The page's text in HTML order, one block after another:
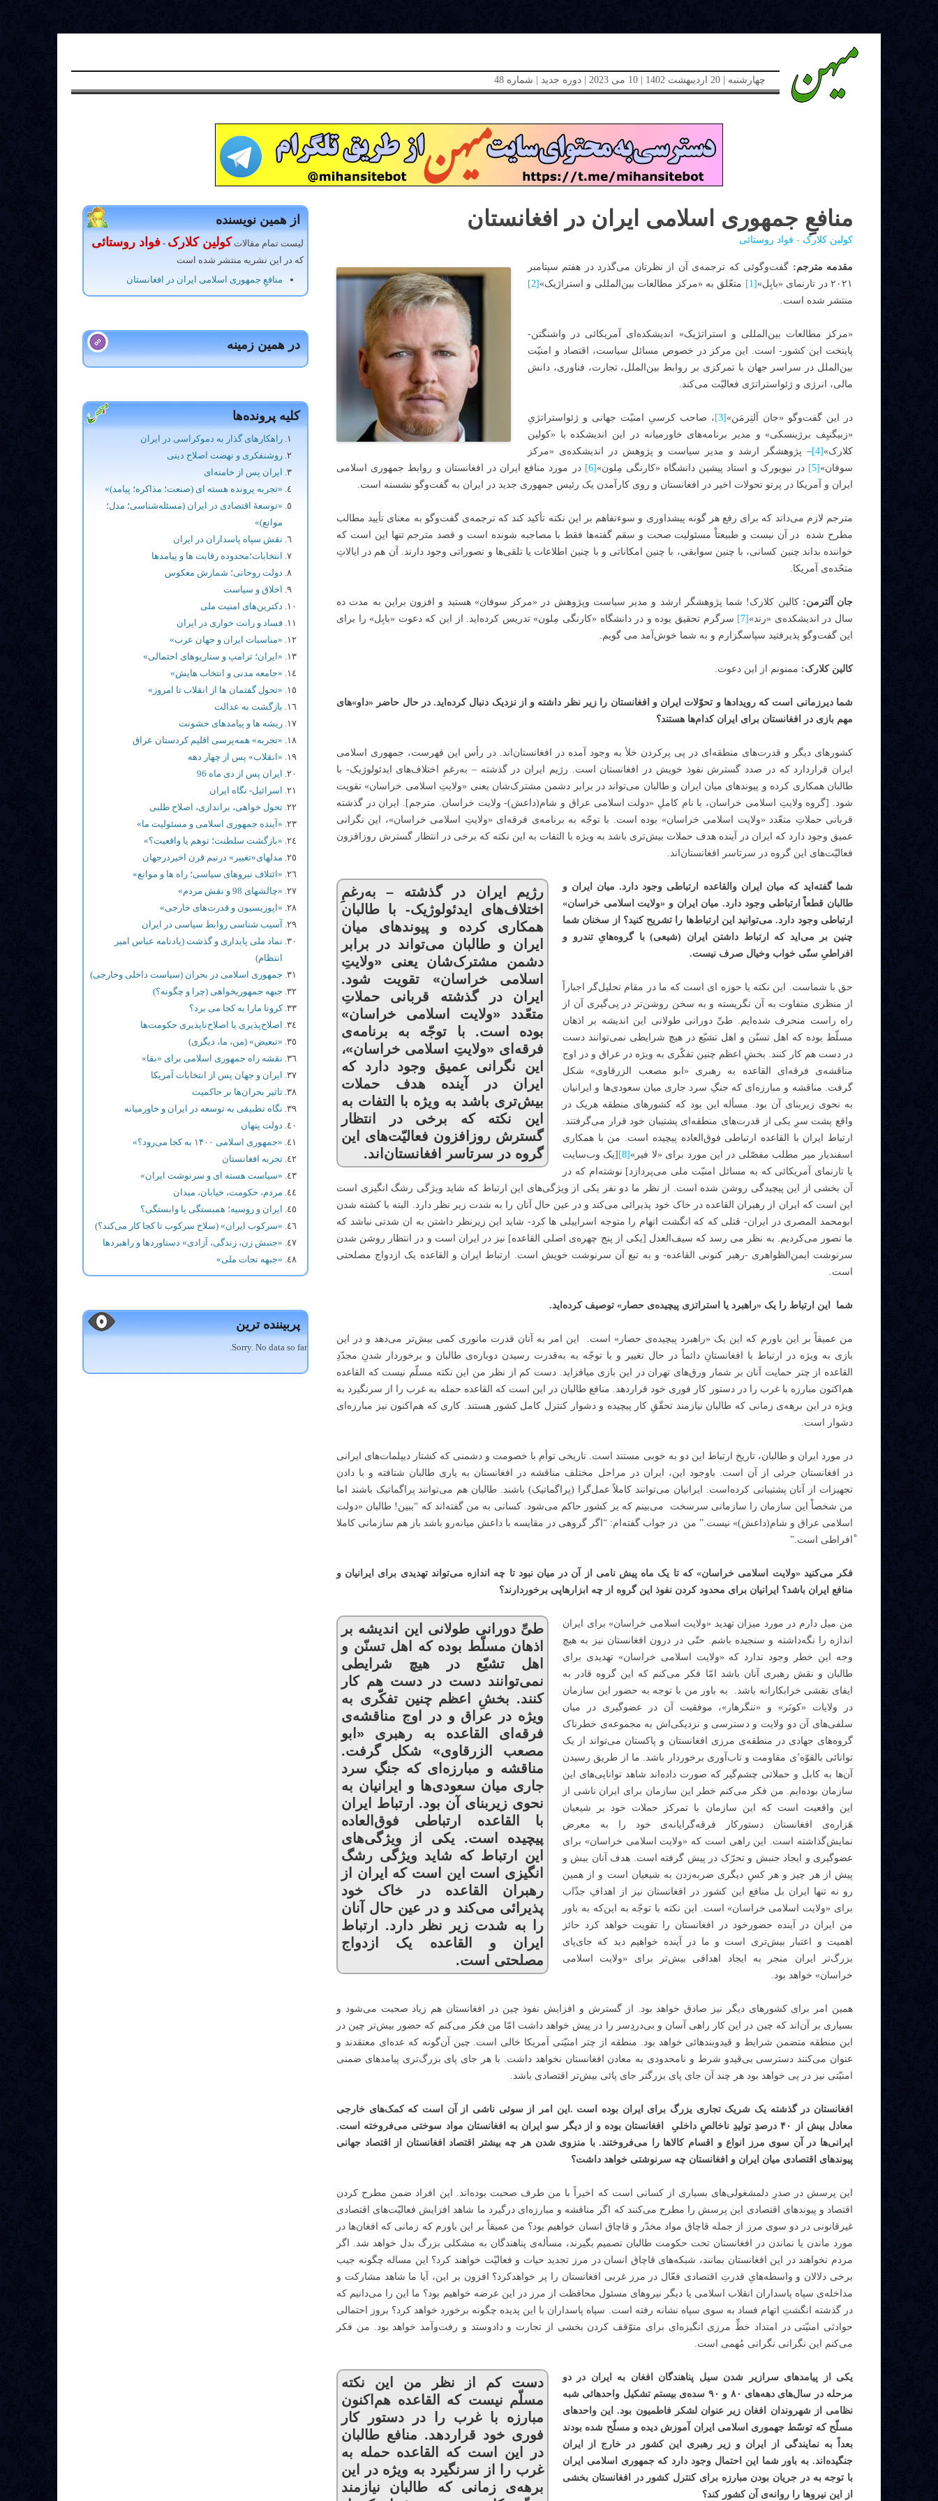
چهارشنبه | 20 اردیبهشت 1402 | 10 می 2023 | دوره جدید | شماره 48
منافعِ جمهوری اسلامی ایران در افغانستان
کولین کلارک - فواد روستائی
مقدمه مترجم: گفت‌و‌گوئی که ترجمه‌ی آن از نظرتان می‌گذرد در هفتم سپتامبر
٢٠٢١ در تارنمای «بابِل»
[1] متعّلق به «مرکز مطالعات بین‌المللی و استراژیک»[2]
منتشر شده است.
«مرکز مطالعات بین‌المللی و استراتژیک» اندیشکده‌ای آمریکائی در واشنگتن-
پایتخت این کشور- است. این مرکز در خصوص مسائل سیاست، اقتصاد و امنیّت
بین‌الملل در سراسر جهان با تمرکزی بر روابط بین‌الملل، تجارت، فناوری، دانش
مالی، انرژی و ژئواستراتژی فعالیّت می‌کند.
در این گفت‌و‌گو «جان آلتِرمَن»[3] ، صاحب کرسیِ امنیّت جهانی و ژئواستراتژیِ
«زبیگنیِف برژینسکی» و مدیر برنامه‌های خاورمیانه در این اندیشکده با «کولین
کلارک»[4]
– پژوهشگر ارشد و مدیر سیاست و پژوهش در اندیشکده‌ی «مرکز
سوفان»[5] در نیویورک و استاد پیشین دانشگاه «کارنگی مِلون»[6]
در مورد منافع ایران در افغانستان و روابط جمهوری اسلامی
ایران و آمریکا در پرتو تحولات اخیر در افغانستان و روی کارآمدن یک رئیس جمهوری جدید در ایران به گفت‌و‌گو نشسته است.
مترجم لازم می‌داند که برای رفع هر گونه پیشداوری و سوءتفاهم بر این نکته تأکید کند که ترجمه‌ی گفت‌و‌گو به معنای تأیید مطالب
مطرح شده در آن نیست و طبیعتاْ مسئولیت صحت و سقم گفته‌ها فقط با مصاجبه شونده است و قصد مترجم تنها این است که
خواننده بداند چنین کسانی، با چنین سوابقی، با چنین امکاناتی و با چنین اطلاعات یا تلقی‌ها و تصوراتی وجود دارند. آن هم در ایالاتِ
متحّده‌ی آمریکا.
جان آلترمن: کالین کلارک! شما پژوهشگر ارشد و مدیر سیاست وپژوهش در «مرکز سوفان» هستید و افزون براین به مدت ده
سال در اندیشکده‌ی «رند»[7]
سرگرم تحقیق یوده و در دانشگاه «کارنگی مِلون» تدریس کرده‌اید. از این که دعوت «بابِل» را برای
این گفت‌و‌گو پذیرفتید سپاسگزارم و به شما خوش‌آمد می گویم.
کالین کلارک‌: ممنونم از این دعوت.
شما دیرزمانی است که رویدادها و تحوّلات ایران و افغانستان را زیر نظر داشته و از نزدیک دنبال کرده‌اید. در حال حاضر «داو»های
مهم بازی در افغانستان برای ایران کدام‌ها هستند؟
کشورهای دیگر و قدرت‌های منطقه‌ای در پی پرکردن خلأ به وجود آمده در افغانستان‌اند. در رأس این فهرست، جمهوری اسلامی
ایران قراردارد که در صدد گسترش نفوذ خویش در افغانستان است. رژیم ایران در گذشته – به‌رغمِ اختلاف‌های ایدئولوژیک- با
طالبان همکاری کرده و پیوندهای میان ایران و طالبان می‌تواند در برابر دشمن مشترک‌شان یعنی «ولایتِ اسلامی خراسان» تقویت
شود. [گروه ولایتِ اسلامی خراسان، با نام کاملِ «دولت اسلامی عراق و شام(داعش)- ولایت خراسان. مترجم]. ایران در گذشته
قربانی حملاتِ متعّدد «ولایت اسلامی خراسان» بوده است. با توجّه به برنامه‌ی فرقه‌ای «ولایتِ اسلامی خراسان»، این نگرانی
عمیق وجود دارد که ایران در آینده هدف حملات بیش‌تری باشد به ویژه با التفات به این نکته که برخی در انتظار گسترش روزافزون
فعالیّت‌های این گروه در سرتاسر افغانستان‌اند.
رژیم ایران در گذشته – به‌رغمِ
اختلاف‌های ایدئولوژیک- با طالبان
همکاری کرده و پیوندهای میان
ایران و طالبان می‌تواند در برابر
دشمن مشترک‌شان یعنی «ولایتِ
اسلامی خراسان» تقویت شود.
ایران در گذشته قربانی حملاتِ
متعّدد «ولایت اسلامی خراسان»
بوده است. با توجّه به برنامه‌ی
فرقه‌ای «ولایتِ اسلامی خراسان»،
این نگرانی عمیق وجود دارد که
ایران در آینده هدف حملات
بیش‌تری باشد به ویژه با التفات به
این نکته که برخی در انتظار
گسترش روزافزون فعالیّت‌های این
گروه در سرتاسر افغانستان‌اند.
شما گفته‌اید که میان ایران والقاعده ارتباطی وجود دارد. میان ایران و
طالبان قطعاً ارتباطی وجود دارد. میان ایران و «ولایت اسلامی خراسان»
ارتباطی وجود دارد. می‌توانید این ارتباط‌ها را تشریح کنید؟ از سخنان شما
چنین بر می‌اید که ارتباط داشتن ایران (شیعی) با گروه‌هایِ تندرو و
افراطیِ سنّی خواب وخیال صرف نیست.
حق با شماست. این نکته یا حوزه ای است که ما در مقام تحلیل‌گر اجباراً
از منظری متفاوت به آن نگریسته و به سخن روشن‌تر در پی‌گیری آن از
راه راست منحرف شده‌ایم. طیِّ دورانی طولانی این اندیشه بر اذهان
مسلّط بوده که اهل تسنّن و اهل تشیّع در هیچ شرایطی نمی‌توانند دست
در دست هم کار کنند. بخشِ اعظم چنین تفکّری به ویژه در عراق و در اوج
مناقشه‌ی فرقه‌ای القاعده به رهبری «ابو مصعب الزرقاوی» شکل
گرفت. مناقشه و مبارزه‌ای که جنگِ سرد جاری میان سعودی‌ها و ایرانیان
به نحوی زیربنای آن بود. مسأله این بود که کشورهای منطقه هریک در
واقع پشت سرِ یکی از قدرت‌های منطقه‌ای پشتیبان خود قرار می‌گرفتند.
ارتباط ایران با القاعده ارتباطی فوق‌العاده پیچیده است. من با همکاری
اسفندیار میر مطلب مفصّلی در این مورد برای «لا فیر»[8]
[یک وب‌سایت
یا تارنمای آمریکائی که به مسائل امنیّت ملی می‌پردازد] نوشته‌ام که در
آن بخشی از این پیچیدگی روشن شده است. از نظر ما دو نفر یکی از ویژگی‌های این ارتباط که شاید ویژگی رشگ انگیزی است
این است که ایران از رهبران القاعده در خاک خود پذیرائی می‌کند و در عین حال آنان را به شدت زیر نظر دارد. البته با کشته شدن
ابومحمد المصری در ایران- قتلی که که انگشت اتهام را متوجه اسراییلی ها کرد- شاید این زیرنظر داشتن به ان شدتی نباشد که
ما تصور می‌کردیم. به نظر می رسد که سیف‌العدل [یکی از پنج چهره‌ی اصلی القاعده] نیز در ایران است و در انتظار روشن شدن
سرنوشت ایمن‌الظواهری -رهبر کنونی القاعده- و به تبع آن سرنوشت خویش است. ارتباط ایران و القاعده یک ازدواج مصلحتی
است.
شما این ارتباط را یک «راهبرد یا استراتزی پیچیده‌ی حصار» توصیف کرده‌اید.
من عمیقاً بر این باورم که این یک «راهبرد پیچیده‌ی حصار» است. این امر به آنان قدرت مانوری کمی بیش‌تر می‌دهد و در این
بازی به ویژه در ارتباط با افغانستانِ دائماً در حال تغییر و با توجّه به به‌قدرت رسیدن دوباره‌ی طالبان و برخوردار شدنِ مجدّدِ
القاعده از چتر حمایت آنان بر شمار ورق‌های تهران در این بازی میافزاید. دست کم از نظر من این نکته مسلّم نیست که القاعده
هم‌اکنون مبارزه با غرب را در دستور کار فوری خود قراردهد. منافع طالبان در این است که القاعده حمله به غرب را از سرنگیرد به
ویژه در این برهه‌ی زمانی که طالبان نیازمند تحقّقِ کار پیچیده و دشوار کنترل کامل کشور هستند. کاری که هم‌اکنون نیز مبارزه‌ای
دشوار است.
در مورد ایران و طالبان، تاریخ ارتباط این دو به خوبی مستند است. تاریخی توأم با خصومت و دشمنی که کشتار دیپلمات‌های ایرانی
در افغانستان جرئی از آن است. باوجود این، ایران در مراحل مختلف مناقشه در افغانستان به یاری طالبان شتافته و با دادن
تجهیزات از آنان پشتیبانی کرده‌است. ایرانیان می‌توانند کاملاً عمل‌گرا (پراگماتیک) باشند. طالبان هم می‌توانند پراگماتیک باشند اما
من شخصاْ این سازمان را سازمانی سرسخت می‌بینم که یر کشور حاکم می‌شود. کسانی به من گفته‌اند که “ببین! طالبان «دولت
اسلامی عراق و شام(داعش)» نیست.” من در جواب گفته‌ام‌: “اگر گروهی در مقایسه با داعش میانه‌رو باشد باز هم سازمانی کاملا
ْافراطی است.”
فکر می‌کنید «ولایت اسلامی خراسان» که تا یک‌ ماه پیش نامی از آن در میان نبود تا چه اندازه می‌تواند تهدیدی برای ایرانیان و
منافع ایران باشد؟ ایرانیان برای محدود کردن نفوذ این گروه از چه ابزارهاپی برخوردارند؟
طیِّ دورانی طولانی این اندیشه بر
اذهان مسلّط بوده که اهل تسنّن و
اهل تشیّع در هیچ شرایطی
نمی‌توانند دست در دست هم کار
کنند. بخشِ اعظم چنین تفکّری به
ویژه در عراق و در اوج مناقشه‌ی
فرقه‌ای القاعده به رهبری «ابو
مصعب الزرقاوی» شکل گرفت.
مناقشه و مبارزه‌ای که جنگِ سرد
جاری میان سعودی‌ها و ایرانیان به
نحوی زیربنای آن بود. ارتباط ایران
با القاعده ارتباطی فوق‌العاده
پیچیده است. یکی از ویژگی‌های
این ارتباط که شاید ویژگی رشگ
انگیزی است این است که ایران از
رهبران القاعده در خاک خود
پذیرائی می‌کند و در عین حال آنان
را به شدت زیر نظر دارد. ارتباط
ایران و القاعده یک ازدواج
مصلحتی است.
من میل دارم در مورد میزان تهدید «ولایت اسلامی خراسان» برای ایران
اندازه را نگه‌داشته و سنجیده باشم. حتّی در درون افغانستان نیز به هیچ
وجه این خطر وجود ندارد که «ولایت اسلامی خراسان» تهدیدی برای
طالبان و نقش رهبری آنان باشد امّا فکر می‌کنم که این گروه قادر به
ایفای نقشی خرابکارانه باشد. به باور من با توجه به حضور این سازمان
در ولایات «کونَر» و «ننگرهار»، موفقیت آن در عضوگیری در میان
سلفی‌های آن دو ولایت و دسترسی و نزدیکی‌اش به مجموعه‌ی خطرناک
گروه‌های جهادی در منطقه‌ی مرزی افغانستان و پاکستان می‌تواند از یک
توانائی بالقوّه٬ی مقاومت و تاب‌آوری برخوردار باشد. ما از طریق رسیدن
آن‌ها به کابل و حملاتی چشم‌گیر که صورت داده‌اند شاهد تواناپی‌های این
سازمان بوده‌ایم. من فکر می‌کنم خطر این سازمان برای ایران ناشی از
این واقعیت است که این سازمان با تمرکز حملات خود بر شیعیان
هَزاره‌ی افغانستان دستورکار فرقه‌گرایانه‌ی خود را به معرض
نمایش‌گذاشته است. این راهی است که «ولایت اسلامی خراسان» برای
عضوگیری و ایجاد جنبش و تحرّک در پیش گرفته است. هدف آنان بیش و
پیش از هر چیز و هر کسِ دیگری ضربه‌زدن به شیعیان است و از همین
رو نه تنها ایران بل منافع این کشور در افغانستان نیز از اهدافِ جذّاب
برای «ولایت اسلامی خراسان» است. این نکته با توجّه به این‌که به باور
من ایران در آینده حضورخود در افغانستان را تقویت خواهد کرد حائز
اهمیت و اعتبار بیش‌تری است و ما در آینده خواهیم دید که جای‌پای
بزرگ‌تر ایران منجر به ایجاد اهدافی بیش‌تر برای «ولایت اسلامی
خراسان» خواهد بود.
همین امر برای کشورهای دیگر نیز صادق خواهد بود. از گسترش و افزایش نفوذ چین در افغانستان هم زیاد صحبت می‌شود و
بسیاری بر آن‌اند که چین در این کار راهی آسان و بی‌دردِسر را در پیش خواهد داشت امّا من فکر می‌کنم که حضور بیش‌تر چین در
این منطقه متضمن شرایط و قیدوبندهائی خواهد بود. منطقه از چتر امنیّتی آمریکا خالی است. چین آن‌گونه که عده‌ای معتقدند و
عنوان می‌کنند دسترسی بی‌قیدو شرط و نامحدودی به معادن افغانستان نخواهد داشت. با هر جای پای بزرگ‌تری پیامدهای ضمنی
امنیّتی نیز در پی خواهد بود هر چند آن جای پای بزرگ‍تر جای پائی بیش‌تر اقتصادی باشد.
افغانستان در گذشته یک شریک تجاری یزرگ برای ایران بوده است .این امر از سوئی ناشی از آن است که کمک‌های خارجی
معادل بیش از ۴٠ درصدِ تولیدِ ناخالصِ داخلیِ افغانستان بوده و از دیگر سو ایران به افغانستان مواد سوختی می‌فروخته است.
ایرانی‌ها در آن سوی مرز انواع و اقسام کالاها را می‌فروختند. با منزوی شدن هر چه بیشتر اقتصاد افغانستان از اقتصاد جهانی
پیوندهای اقتصادی میان ایران و افغانستان چه سرنوشتی خواهد داشت؟
این پرسش در صدرِ دلمشغولی‌های بسیاری از کسانی است که اخیراً با من طرف صحبت بوده‌اند. این افراد ضمن مطرح کردن
اقتصاد و پیوندهای اقتصادی این پرسش را مطرح می‌کنند که اگر مناقشه و مبارزه‌ای درگیرد ما شاهد افزایش فعالیّت‌های اقتصادی
غیرقانونی در دو سوی مرز از جمله قاچاق مواد مخدّر و قاچاق انسان خواهیم بود؟ من عمیقاً بر این باورم که زمانی که افغان‌ها در
مورد ماندن یا نماندن در افغانستان تحت حکومت طالبان تصمیم بگیرند، مسأله‌ی پناهندگان به مشکلی بزرگ بدل خواهد شد. اگر
مردم نخواهند در این افغانستان بمانند، شبکه‌های قاچاق انسان در مرز تجدید حیات و فعالیّت خواهند کرد؟ این مساله چگونه جیب
برخی دلالان و واسطه‌هایِ قدرتِ اقتصادی فعّال در مرز غربی افغانستان را پر خواهدکرد؟ افزون بر این، آیا ما شاهد مشارکت و
مداخله‌ی سپاه پاسداران انقلاب اسلامی یا دیگر نیروهای مسئول محافظت از مرز در این عرضه خواهیم بود؟ ما این را می‌دانیم که
در گذشته انگشتِ اتهام فساد به سوی سپاه نشانه رفته است. سپاه پاسداران با این پدیده چگونه برخورد خواهد کرد؟ بروز احتمالی
حوادثی امنیّتی در امتداد خطِّ مرزی انگیزه‌ای برای متوّقف کردن بخشی از تجارت و دادوستد و رفت‌و‌آمد خواهد بود. من فکر
می‌کنم این نگرانی نگرانی مُهمی است.
دست کم از نظر من این نکته
مسلّم نیست که القاعده هم‌اکنون
مبارزه با غرب را در دستور کار
فوری خود قراردهد. منافع طالبان
در این است که القاعده حمله به
غرب را از سرنگیرد به ویژه در این
برهه‌ی زمانی که طالبان نیازمند
یکی از پیامدهای سرازیر شدن سیل پناهندگان افغان به ایران در دو
مرحله در سال‌های دهه‌های ٨٠ و ٩٠ سده‌ی بیستم تشکیل واحدهائی شبه
نظامی از شهروندان افغان زیر عنوان لشکر فاطمیون بود. این واحدهای
مسلّح که توسّط جهموری اسلامی ایران آموزش دیده و مسلّح شده بودند
بعداً به نمایندگی از ایران و زیر رهبری این کشور در خارج از ایران
جنگیده‌اند. به باور شما این احتمال وجود دارد که جمهوری اسلامی ایران
با توجه به در جریان بودن مبارزه‌ برای کنترل کشور در افغانستان بخشی
از این نیروها را روانه‌ی آن کشور کند؟
از همین نویسنده
لیست تمام مقالات کولین کلارک - فواد روستائی
که در این نشریه منتشر شده است
منافعِ جمهوری اسلامی ایران در افغانستان
در همین زمینه
کلیه پرونده‌ها
راهکارهای گذار به دموکراسی در ایران
روشنفکری و نهضت اصلاح دینی
ایران پس از خامنه‌ای
«تجربه پرونده هسته ای (صنعت؛ مذاکره؛ پیامد)»
«توسعۀ اقتصادی در ایران (مسئله‌شناسی؛ مدل؛
موانع)»
نقش سپاه پاسداران در ایران
انتخابات؛محدوده رقابت ها و پيامدها
دولت روحانی؛ شمارش معکوس
اخلاق و سیاست
دکترین‌های امنیت ملی
فساد و رانت خواری در ایران
«مناسبات ایران و جهان عرب»
«ایران؛ ترامپ و سناریوهای احتمالی»
«جامعه مدنی و انتخاب هایش»
«تحول گفتمان ها از انقلاب تا امروز»
بازگشت به عدالت
ریشه ها و پیامدهای خشونت
«تجربه» همه‌پرسی اقلیم کردستان عراق
«انقلاب» پس از چهار دهه
ایران پس از دی ماه 96
اسرائیل- نگاه ایران
تحول خواهی، براندازی، اصلاح طلبی
«آینده جمهوری اسلامی و مسئولیت ما»
«بازگشت سلطنت؛ توهم یا واقعیت؟»
مدلهای«تغییر» درنیم قرن اخیردرجهان
«ائتلاف نیروهای سیاسی؛ راه ها و موانع»
«چالشهای 98 و نقش مردم»
«اپوزیسیون و قدرت‌های خارجی»
آسیب شناسی روابط سیاسی در ایران
نماد ملی پایداری و گذشت (یادنامه عباس امیر
انتظام)
جمهوری اسلامی در بحران (سیاست داخلی وخارجی)
جبهه جمهوریخواهی (چرا و چگونه؟)
کرونا مارا به کجا می برد؟
اصلاح‌پذیری یا اصلاح‌ناپذیری حکومت‌ها
«تبعیض» (من، ما، دیگری)
نقشه راه جمهوری اسلامی برای «بقا»
ایران و جهان پس از انتخابات آمریکا
تاثیر بحران‌ها بر حاکمیت
نگاه تطبیقی به توسعه در ایران و خاورمیانه
دولت پنهان
«جمهوری اسلامی ۱۴۰۰ به کجا می‌رود؟»
تجربه افغانستان
«سیاست هسته ای و سرنوشت ایران»
مردم، حکومت، خیابان، میدان
ایران و روسیه؛ همبستگی یا وابستگی؟
«سرکوب ایران» (سلاح سرکوب تا کجا کار می‌کند؟)
«جنبش زن، زندگی، آزادی» دستاوردها و راهبردها
«جبهه نجات ملی»
پربیننده ترین
Sorry. No data so far.